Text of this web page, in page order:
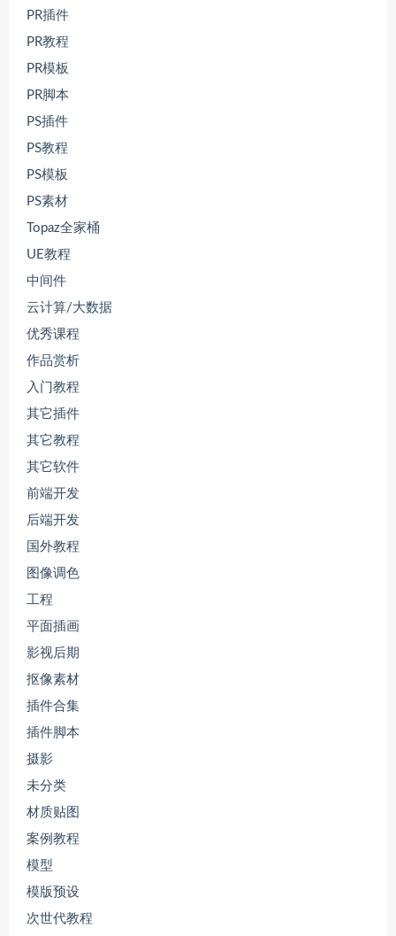
PR插件
PR教程
PR模板
PR脚本
PS插件
PS教程
PS模板
PS素材
Topaz全家桶
UE教程
中间件
云计算/大数据
优秀课程
作品赏析
入门教程
其它插件
其它教程
其它软件
前端开发
后端开发
国外教程
图像调色
工程
平面插画
影视后期
抠像素材
插件合集
插件脚本
摄影
未分类
材质贴图
案例教程
模型
模版预设
次世代教程